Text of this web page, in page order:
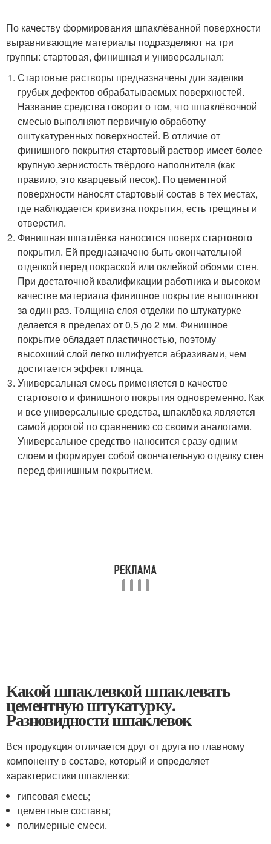
По качеству формирования шпаклёванной поверхности
выравнивающие материалы подразделяют на три
группы: стартовая, финишная и универсальная:
Стартовые растворы предназначены для заделки
грубых дефектов обрабатываемых поверхностей.
Название средства говорит о том, что шпаклёвочной
смесью выполняют первичную обработку
оштукатуренных поверхностей. В отличие от
финишного покрытия стартовый раствор имеет более
крупную зернистость твёрдого наполнителя (как
правило, это кварцевый песок). По цементной
поверхности наносят стартовый состав в тех местах,
где наблюдается кривизна покрытия, есть трещины и
отверстия.
Финишная шпатлёвка наносится поверх стартового
покрытия. Ей предназначено быть окончательной
отделкой перед покраской или оклейкой обоями стен.
При достаточной квалификации работника и высоком
качестве материала финишное покрытие выполняют
за один раз. Толщина слоя отделки по штукатурке
делается в пределах от 0,5 до 2 мм. Финишное
покрытие обладает пластичностью, поэтому
высохший слой легко шлифуется абразивами, чем
достигается эффект глянца.
Универсальная смесь применяется в качестве
стартового и финишного покрытия одновременно. Как
и все универсальные средства, шпаклёвка является
самой дорогой по сравнению со своими аналогами.
Универсальное средство наносится сразу одним
слоем и формирует собой окончательную отделку стен
перед финишным покрытием.
Какой шпаклевкой шпаклевать
цементную штукатурку.
Разновидности шпаклевок
Вся продукция отличается друг от друга по главному
компоненту в составе, который и определяет
характеристики шпаклевки:
гипсовая смесь;
цементные составы;
полимерные смеси.